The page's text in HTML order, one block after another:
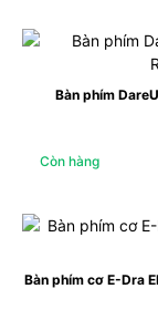
Bàn phím
Còn hàng
Bàn phím cơ E-Dra